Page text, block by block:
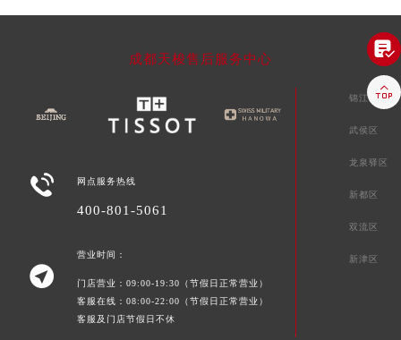
成都天梭售后服务中心
 网点服务热线
400-801-5061

营业时间：
门店营业：09:00-19:30（节假日正常营业）
客服在线：08:00-22:00（节假日正常营业）
客服及门店节假日不休
锦江区
武侯区
龙泉驿区
新都区
双流区
新津区

